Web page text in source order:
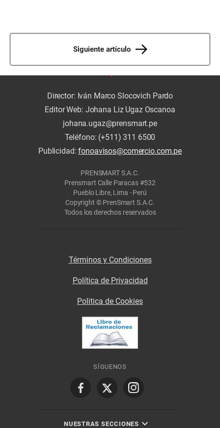
Siguiente artículo
Director: Iván Marco Slocovich Pardo
Editor Web: Johana Liz Ugaz Oscanoa
johana.ugaz@prensmart.pe
Teléfono: (+511) 311 6500
Publicidad:fonoavisos@comercio.com.pe
PRENSMART S.A.C.
Prensmart Calle Paracas #532
Pueblo Libre, Lima - Perú
Copyright © PrenSmart S.A.C.
Todos los derechos reservados
Términos y Condiciones
Política de Privacidad
Politica de Cookies
SÍGUENOS
NUESTRAS SECCIONES